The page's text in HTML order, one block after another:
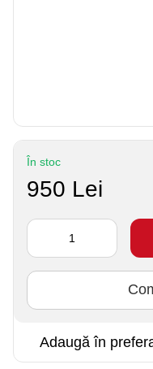
În stoc
950 Lei
Adaugă în